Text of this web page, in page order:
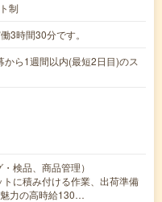
制
3時間30分です。
ら1週間以内(最短2日目)のス
検品、商品管理）
に積み付ける作業、出荷準備
力の高時給130…